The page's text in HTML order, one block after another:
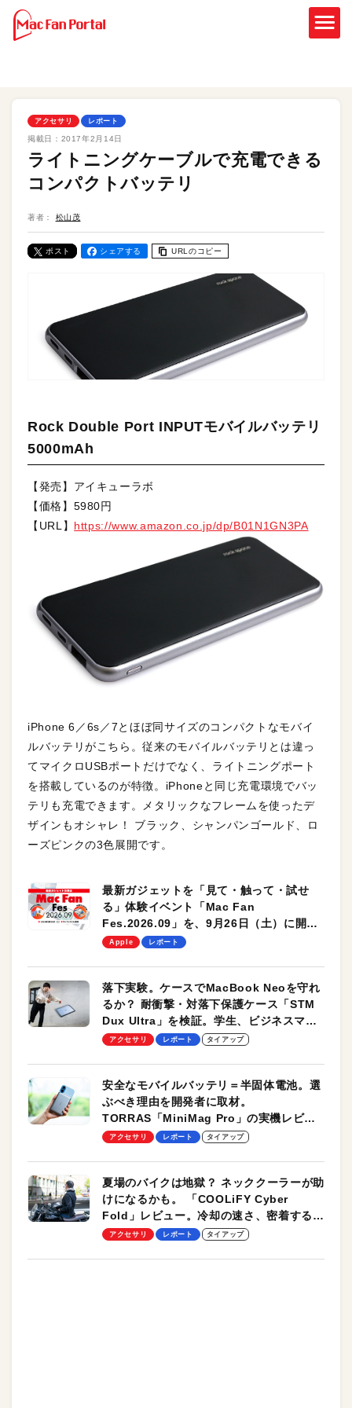
アクセサリ レポート
掲載日： 2017年2月14日
ライトニングケーブルで充電できる
コンパクトバッテリ
著者： 松山茂
ポスト シェアする URLのコピー
Rock Double Port INPUTモバイルバッテリ
5000mAh
【発売】アイキューラボ
【価格】5980円
【URL】 https://www.amazon.co.jp/dp/B01N1GN3PA
iPhone 6／6s／7とほぼ同サイズのコンパクトなモバイ
ルバッテリがこちら。従来のモバイルバッテリとは違っ
てマイクロUSBポートだけでなく、ライトニングポート
を搭載しているのが特徴。iPhoneと同じ充電環境でバッ
テリも充電できます。メタリックなフレームを使ったデ
ザインもオシャレ！ ブラック、シャンパンゴールド、ロ
ーズピンクの3色展開です。
最新ガジェットを「見て・触って・試せ
る」体験イベント「Mac Fan
Fes.2026.09」を、9月26日（土）に開催
します！
Apple レポート
落下実験。ケースでMacBook Neoを守れ
るか？ 耐衝撃・対落下保護ケース「STM
Dux Ultra」を検証。学生、ビジネスマン
のモバイルユースに最適！
アクセサリ レポート タイアップ
安全なモバイルバッテリ＝半固体電池。選
ぶべき理由を開発者に取材。
TORRAS「MiniMag Pro」の実機レビュ
ーも
アクセサリ レポート タイアップ
夏場のバイクは地獄？ ネッククーラーが助
けになるかも。 「COOLiFY Cyber
Fold」レビュー。冷却の速さ、密着する冷
却プレート、シンプルな操作性がグッド！
アクセサリ レポート タイアップ